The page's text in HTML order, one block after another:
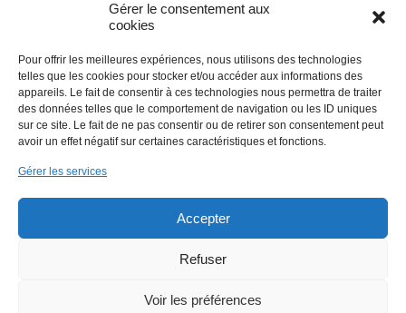
Gérer le consentement aux
cookies
Pour offrir les meilleures expériences, nous utilisons des technologies
telles que les cookies pour stocker et/ou accéder aux informations des
appareils. Le fait de consentir à ces technologies nous permettra de traiter
des données telles que le comportement de navigation ou les ID uniques
sur ce site. Le fait de ne pas consentir ou de retirer son consentement peut
avoir un effet négatif sur certaines caractéristiques et fonctions.
Gérer les services
Accepter
Refuser
Voir les préférences